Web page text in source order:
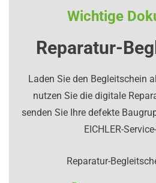
Wichtige
Reparatur-
Laden Sie den Begleitschein
nutzen Sie die digitale
senden Sie Ihre defekte
EICHLER-
Reparatur-